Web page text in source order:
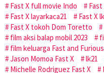
Fast X full movie Indo
Fast X layarkaca21
Fast X
Fast X tokoh Dom Toretto
film aksi balap mobil 2023
film keluarga Fast and Furious
Jason Momoa Fast X
lk21
Michelle Rodriguez Fast X